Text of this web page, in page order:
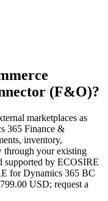
(F&O)?
marketplaces as
365 Finance &
inventory,
through your existing
supported by ECOSIRE
for Dynamics 365 BC
USD; request a